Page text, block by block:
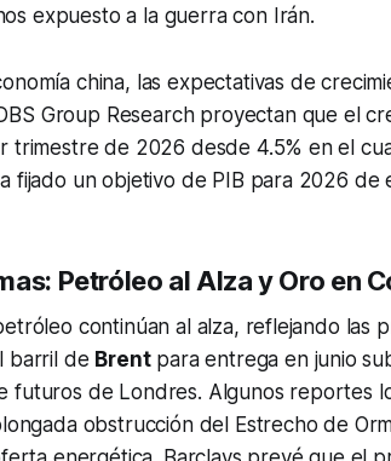
expuesto a la guerra con Irán.
china, las expectativas de
Group Research proyectan que el
trimestre de 2026 desde 4.5% en el
fijado un objetivo de PIB para 2026 de
Petróleo al Alza y Oro en
continúan al alza, reflejando las
barril de Brentpara entrega en junio
futuros de Londres. Algunos reportes
obstrucción del Estrecho de